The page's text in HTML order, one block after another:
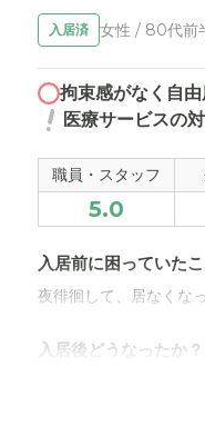
入居済 女性 / 80代前
拘束感がなく自
医療サービスの
職員・スタッフ
5.0
入居前に困っていた
夜徘徊して、居なくな
入居後どうなったか？